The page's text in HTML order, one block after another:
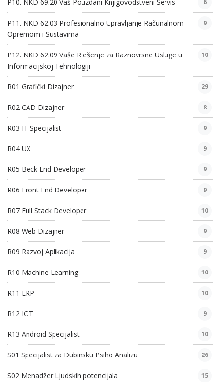
P10. NKD 69.20 Vaš Pouzdani Knjigovodstveni Servis 6
P11. NKD 62.03 Profesionalno Upravljanje Računalnom
Opremom i Sustavima
9
P12. NKD 62.09 Vaše Rješenje za Raznovrsne Usluge u
Informacijskoj Tehnologiji
10
R01 Grafički Dizajner 29
R02 CAD Dizajner 8
R03 IT Specijalist 9
R04 UX 9
R05 Beck End Developer 9
R06 Front End Developer 9
R07 Full Stack Developer 10
R08 Web Dizajner 9
R09 Razvoj Aplikacija 9
R10 Machine Learning 10
R11 ERP 10
R12 IOT 9
R13 Android Specijalist 10
S01 Specijalist za Dubinsku Psiho Analizu 26
S02 Menadžer Ljudskih potencijala 15